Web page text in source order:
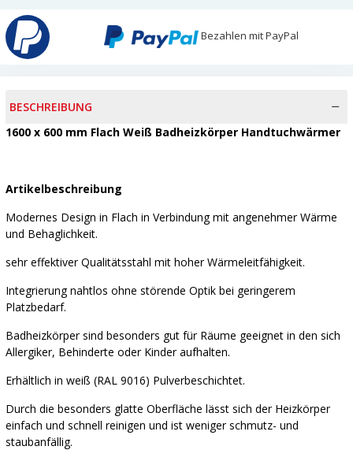
Bezahlen mit PayPal
BESCHREIBUNG
1600 x 600 mm Flach Weiß Badheizkörper Handtuchwärmer
Artikelbeschreibung
Modernes Design in Flach in Verbindung mit angenehmer Wärme
und Behaglichkeit.
sehr effektiver Qualitätsstahl mit hoher Wärmeleitfähigkeit.
Integrierung nahtlos ohne störende Optik bei geringerem
Platzbedarf.
Badheizkörper sind besonders gut für Räume geeignet in den sich
Allergiker, Behinderte oder Kinder aufhalten.
Erhältlich in weiß (RAL 9016) Pulverbeschichtet.
Durch die besonders glatte Oberfläche lässt sich der Heizkörper
einfach und schnell reinigen und ist weniger schmutz- und
staubanfällig.